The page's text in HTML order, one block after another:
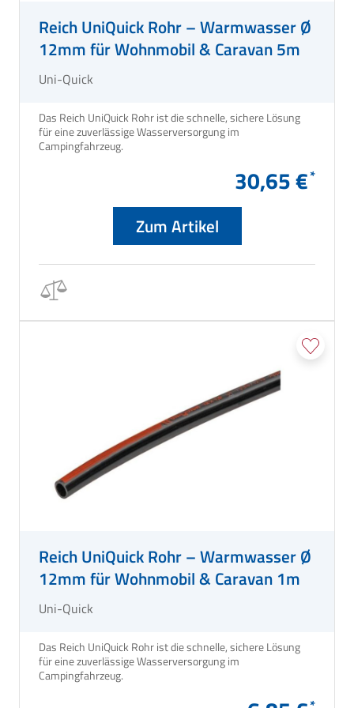
Reich UniQuick Rohr – Warmwasser Ø
12mm für Wohnmobil & Caravan 5m
Uni-Quick
Das Reich UniQuick Rohr ist die schnelle, sichere Lösung
für eine zuverlässige Wasserversorgung im
30,65 €
Zum Artikel
Reich UniQuick Rohr – Warmwasser Ø
12mm für Wohnmobil & Caravan 1m
Uni-Quick
Das Reich UniQuick Rohr ist die schnelle, sichere Lösung
für eine zuverlässige Wasserversorgung im